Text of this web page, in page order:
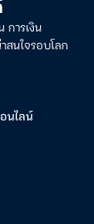
การเงิน
สนใจรอบโลก
นไลน์